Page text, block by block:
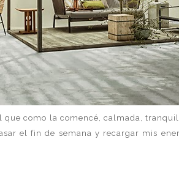
que como la comencé, calmada,
el fin de semana y recargar mis